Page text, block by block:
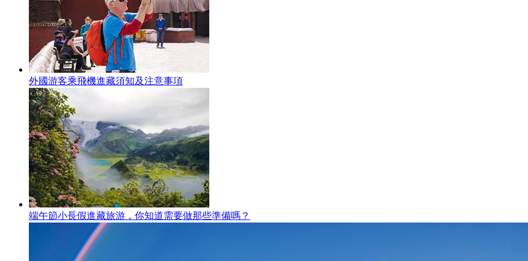
外國游客乘飛機進藏須知及注意事項
端午節小長假進藏旅游，你知道需要做那些準備嗎？